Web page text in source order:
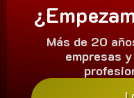
Más de 20
empresas